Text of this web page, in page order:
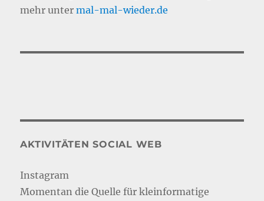
mehr untermal-mal-wieder.de
AKTIVITÄTEN SOCIAL WEB
Instagram
Momentan die Quelle für kleinformatige